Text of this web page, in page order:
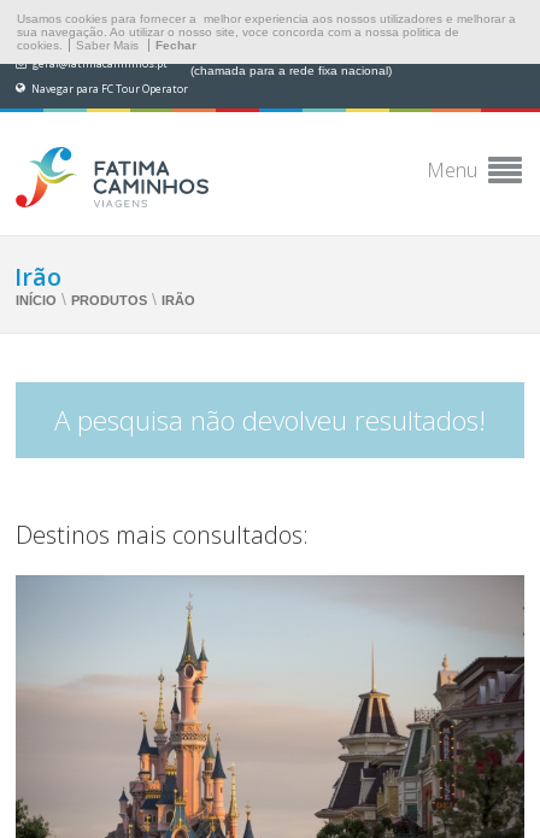
Usamos cookies para fornecer a melhor experiencia aos nossos utilizadores e melhorar a
sua navegação. Ao utilizar o nosso site, voce concorda com a nossa politica de
cookies.
Saber Mais Fechar
geral@fatimacaminhos.pt (chamada para a rede fixa nacional)
Navegar para FC Tour Operator
Menu
Irão
INÍCIO \ PRODUTOS \ IRÃO
A pesquisa não devolveu resultados!
Destinos mais consultados: